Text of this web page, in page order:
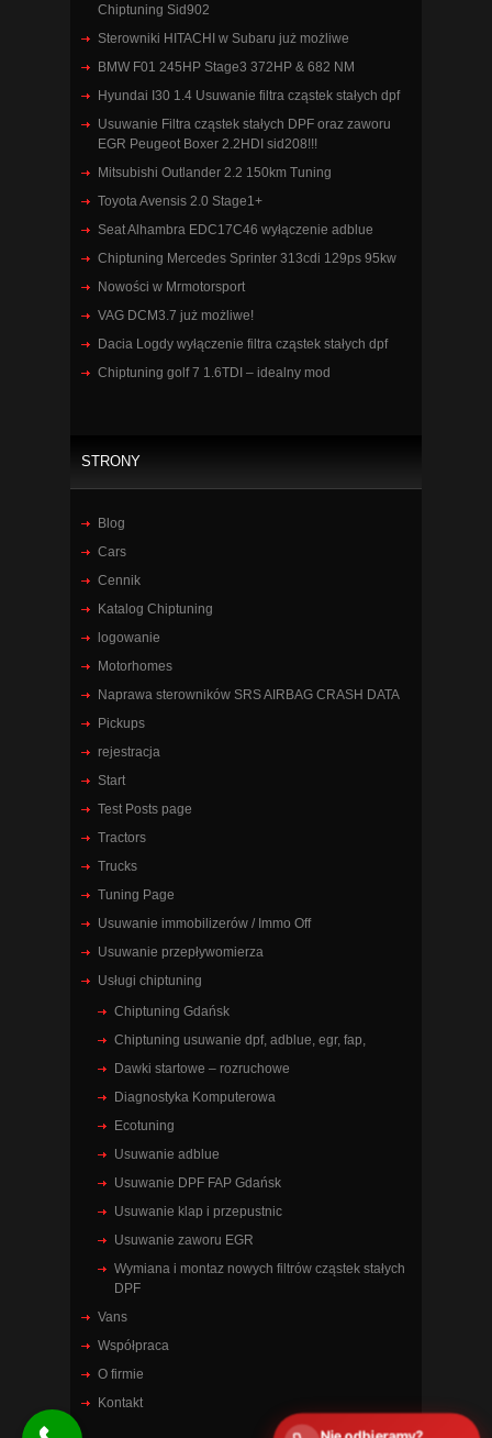
Chiptuning Sid902
Sterowniki HITACHI w Subaru już możliwe
BMW F01 245HP Stage3 372HP & 682 NM
Hyundai I30 1.4 Usuwanie filtra cząstek stałych dpf
Usuwanie Filtra cząstek stałych DPF oraz zaworu
EGR Peugeot Boxer 2.2HDI sid208!!!
Mitsubishi Outlander 2.2 150km Tuning
Toyota Avensis 2.0 Stage1+
Seat Alhambra EDC17C46 wyłączenie adblue
Chiptuning Mercedes Sprinter 313cdi 129ps 95kw
Nowości w Mrmotorsport
VAG DCM3.7 już możliwe!
Dacia Logdy wyłączenie filtra cząstek stałych dpf
Chiptuning golf 7 1.6TDI – idealny mod
STRONY
Blog
Cars
Cennik
Katalog Chiptuning
logowanie
Motorhomes
Naprawa sterowników SRS AIRBAG CRASH DATA
Pickups
rejestracja
Start
Test Posts page
Tractors
Trucks
Tuning Page
Usuwanie immobilizerów / Immo Off
Usuwanie przepływomierza
Usługi chiptuning
Chiptuning Gdańsk
Chiptuning usuwanie dpf, adblue, egr, fap,
Dawki startowe – rozruchowe
Diagnostyka Komputerowa
Ecotuning
Usuwanie adblue
Usuwanie DPF FAP Gdańsk
Usuwanie klap i przepustnic
Usuwanie zaworu EGR
Wymiana i montaz nowych filtrów cząstek stałych
DPF
Vans
Współpraca
O firmie
Kontakt